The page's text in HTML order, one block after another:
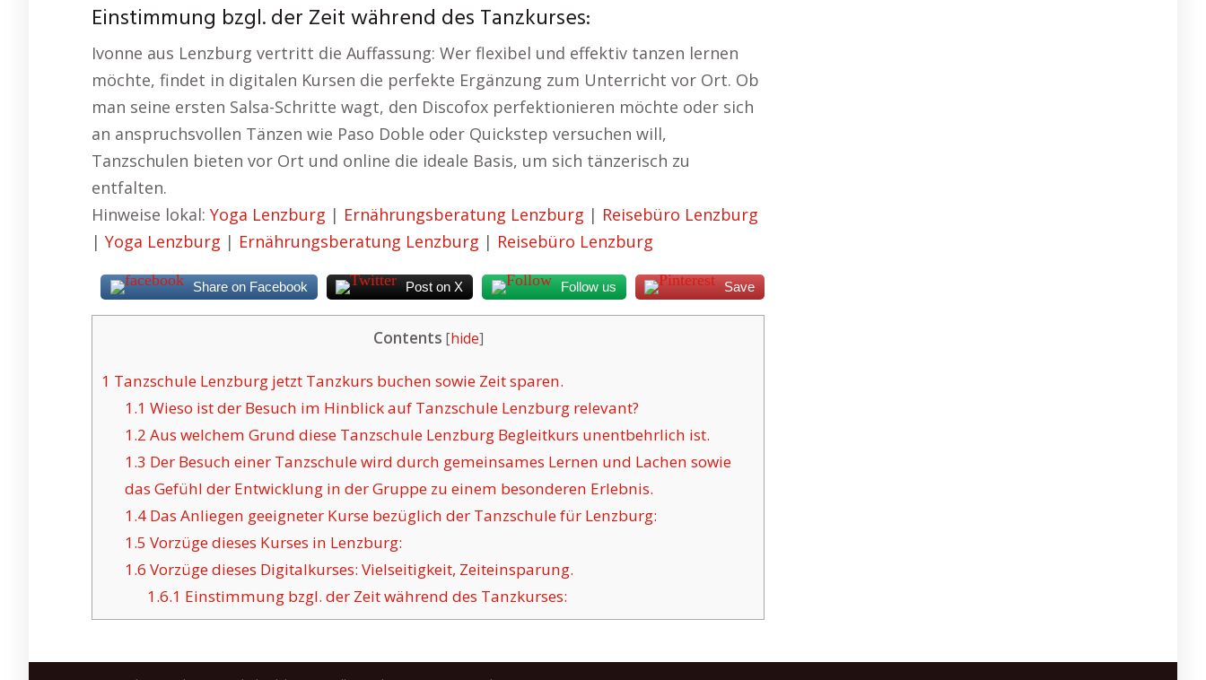
Einstimmung bzgl. der Zeit während des Tanzkurses:
Ivonne aus Lenzburg vertritt die Auffassung: Wer flexibel und effektiv tanzen lernen
möchte, findet in digitalen Kursen die perfekte Ergänzung zum Unterricht vor Ort. Ob
man seine ersten Salsa-Schritte wagt, den Discofox perfektionieren möchte oder sich
an anspruchsvollen Tänzen wie Paso Doble oder Quickstep versuchen will,
Tanzschulen bieten vor Ort und online die ideale Basis, um sich tänzerisch zu
entfalten.
Hinweise lokal: Yoga Lenzburg | Ernährungsberatung Lenzburg | Reisebüro Lenzburg
| Yoga Lenzburg | Ernährungsberatung Lenzburg | Reisebüro Lenzburg
Share on Facebook Post on X Follow us Save
Contents [hide]
1 Tanzschule Lenzburg jetzt Tanzkurs buchen sowie Zeit sparen.
1.1 Wieso ist der Besuch im Hinblick auf Tanzschule Lenzburg relevant?
1.2 Aus welchem Grund diese Tanzschule Lenzburg Begleitkurs unentbehrlich ist.
1.3 Der Besuch einer Tanzschule wird durch gemeinsames Lernen und Lachen sowie
das Gefühl der Entwicklung in der Gruppe zu einem besonderen Erlebnis.
1.4Das Anliegen geeigneter Kurse bezüglich der Tanzschule für Lenzburg:
1.5 Vorzüge dieses Kurses in Lenzburg:
1.6 Vorzüge dieses Digitalkurses: Vielseitigkeit, Zeiteinsparung.
1.6.1 Einstimmung bzgl. der Zeit während des Tanzkurses: